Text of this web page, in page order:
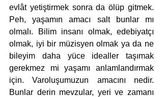
evlât yetiştirmek sonra da ölüp gitmek.
Peh, yaşamın amacı salt bunlar mı
olmalı. Bilim insanı olmak, edebiyatçı
olmak, iyi bir müzisyen olmak ya da ne
bileyim daha yüce idealler taşımak
gerekmez mi yaşamı anlamlandırmak
için. Varoluşumuzun amacını nedir.
Bunlar derin mevzular, yeri ve zamanı